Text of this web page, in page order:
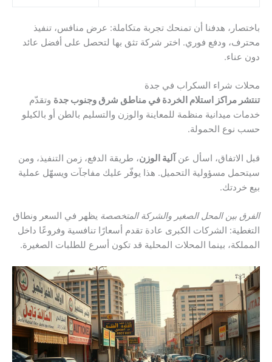
باختصار، هدفنا أن تمنحك تجربة متكاملة: عرض منافس، تنفيذ
محترف، ودفع فوري. اختر شركة تثق بها لتحصل على أفضل عائد
دون عناء.
محلات شراء السكراب في جدة
تنتشر مراكز استلام الخردة في مناطق شرق وجنوب جدة وتقدّم
خدمات ميدانية منظمة للمعاينة والوزن والتسليم بالطن أو بالكيلو
حسب نوع الحمولة.
قبل الاتفاق، اسأل عن آلية الوزن، طريقة الدفع، زمن التنفيذ، ومن
سيتحمل مسؤولية التحميل. هذا يوفّر عليك مفاجآت ويسهّل عملية
بيع خردتك.
الفرق بين المحل الصغير والشركة المتخصصة يظهر في السعر ونطاق
التغطية: الشركات الكبرى عادة تقدم أسعارًا تنافسية وفروعًا داخل
المملكة، بينما المحلات المحلية قد تكون أسرع للطلبات الصغيرة.